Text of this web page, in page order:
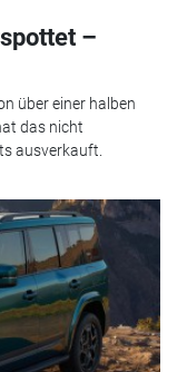
–
über einer halben
das nicht
ausverkauft.